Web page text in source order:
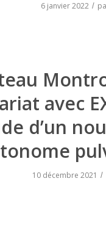
6 janvier 2022 /
avec
d’un
10 décembre 2021 /